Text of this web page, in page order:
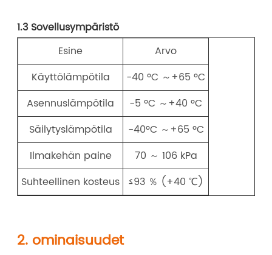
1.3 Sovellusympäristö
Esine
Arvo
Käyttölämpötila
-40 ºC ～+65 ºC
Asennuslämpötila
-5 ºC ～+40 ºC
Säilytyslämpötila
-40ºC ～+65 ºC
Ilmakehän paine
70 ～ 106 kPa
Suhteellinen kosteus ≤93 ％ (+40 ℃)
2. ominaisuudet